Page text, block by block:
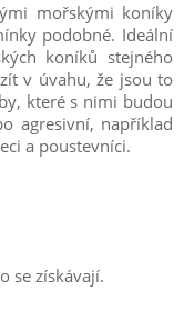
mořskými koníky
podobné. Ideální
koníků stejného
v úvahu, že jsou to
které s nimi budou
agresivní, například
a poustevníci.
se získávají.